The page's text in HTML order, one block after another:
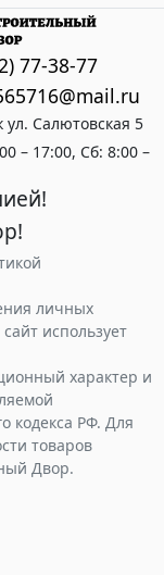
личных
использует
характер и
кодекса РФ. Для
товаров
Двор.
77-38-77
ул. Салютовская 5
– 17:00, Сб: 8:00 –